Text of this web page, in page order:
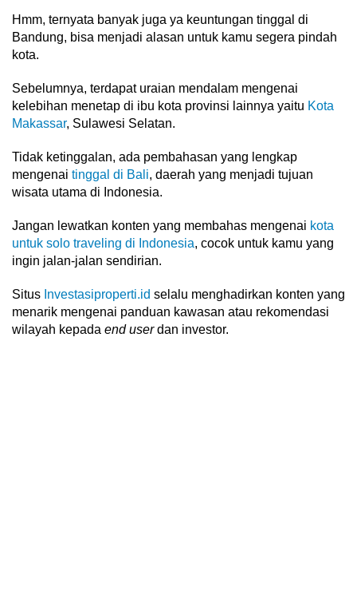
Hmm, ternyata banyak juga ya keuntungan tinggal di
Bandung, bisa menjadi alasan untuk kamu segera pindah
kota.
Sebelumnya, terdapat uraian mendalam mengenai
kelebihan menetap di ibu kota provinsi lainnya yaitu Kota
Makassar, Sulawesi Selatan.
Tidak ketinggalan, ada pembahasan yang lengkap
mengenai tinggal di Bali, daerah yang menjadi tujuan
wisata utama di Indonesia.
Jangan lewatkan konten yang membahas mengenai kota
untuk solo traveling di Indonesia, cocok untuk kamu yang
ingin jalan-jalan sendirian.
Situs Investasiproperti.id selalu menghadirkan konten yang
menarik mengenai panduan kawasan atau rekomendasi
wilayah kepada end userdan investor.